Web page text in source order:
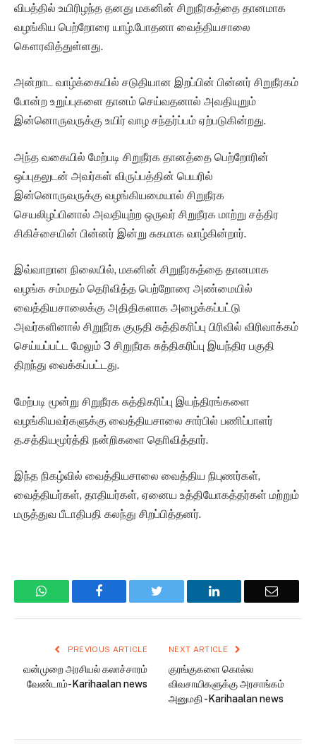
விபத்தில் உயிரிழந்த தனது மகனின் சிறுநீரகத்தை தானமாக
வழங்கிய பெற்றோரை யாழ்.போதனா வைத்தியசாலை
கௌரவித்துள்ளது.
அன்றாட வாழ்க்கையில் சடுதியான இறப்பின் பின்னர் சிறுநீரகம்
போன்ற உறுப்புகளை தானம் செய்வதனால் அவதியுறும்
இன்னொருவருக்கு உயிர் வாழ சந்தர்ப்பம் ஏற்படுகின்றது.
அந்த வகையில் மேற்படி சிறுநீரக தானத்தை பெற்றோரின்
ஒப்புதலுடன் அவர்கள் விருப்பத்தின் பெயரில்
இன்னொருவருக்கு வழங்கியமையால் சிறுநீரக
செயலிழப்பினால் அவதியுற்ற ஒருவர் சிறுநீரக மாற்று சத்திர
சிகிச்சையின் பின்னர் இன்று சுகமாக வாழ்கின்றார்.
இவ்வாறான நிலையில், மகனின் சிறுநீரகத்தை தானமாக
வழங்க சம்மதம் தெரிவித்த பெற்றோரை அண்மையில்
வைத்தியசாலைக்கு அதிதிகளாக அழைக்கப்பட்டு
அவர்களினால் சிறுநீரக குருதி சுத்திகரிப்பு பிரிவில் விரிவாக்கம்
செய்யப்பட்ட மேலும் 3 சிறுநீரக சுத்திகரிப்பு இயந்திர பகுதி
திறந்து வைக்கப்பட்டது.
மேற்படி மூன்று சிறுநீரக சுத்திகரிப்பு இயந்திரங்களை
வழங்கியவர்களுக்கு வைத்தியசாலை சார்பில் பணிப்பாளர்
த.சத்தியமூர்த்தி நன்றிகளை தொிவித்தார்.
இந்த நிகழ்வில் வைத்தியசாலை வைத்திய நிபுணர்கள்,
வைத்தியர்கள், தாதியர்கள், ஏனைய உத்தியோகத்தர்கள் மற்றும்
மருத்துவ பீடாதிபதி கலந்து சிறப்பித்தனர்.
WhatsAppFacebook Twitter LinkedIn Email
PREVIOUS ARTICLE
வன்முறை அரசியல் கலாச்சாரம்
வேண்டாம்-Karihaalan news
NEXT ARTICLE
குரங்குகளை கொல்ல
விவசாயிகளுக்கு அரசாங்கம்
அனுமதி -Karihaalan news